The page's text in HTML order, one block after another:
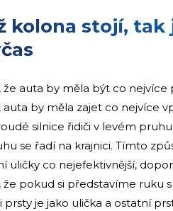
kolona stojí,
že auta by měla být co nejvíce
by měla zajet co nejvíce
silnice řidiči v levém
se řadí na krajnici. Tímto
uličky co nejefektivnější,
že pokud si představíme ruku
prsty je jako ulička a ostatní